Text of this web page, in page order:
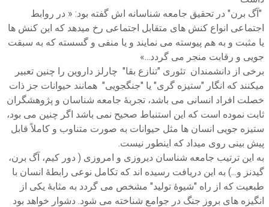
"آگ برن" در تحقیق جامعه شناسانه اش گفته بود: « در روابط
اجتماعی انواع کنش های متقابل اجتماعی رخ میدهد که این کنش ها
یا مثبت و به هم پیوسته می نمایند و یا منفی و گسسته که به سبقت
جویی و رقابت منجر می گردد...»
برخی از دانشمندان تئوری "تنازع بقا" چارلز داروین را چنین تعبیر
میکنند که انگار "ستیزه گری" یا "جنگجویی" همانند حیوانات جز ذات
خصلت افراد انسانی می باشد، تجربۀ جامعه شناسان و پژوهشگران
ثابت نموده است که این استنباط صحیح نمی باشد اگر چنین می بود،
ستیزه جویی انسان ها مثل حیوانات به صورت متناوب و کاملاً قابل
پیش بینی روی میداد که اینطور نیست.
به این ترتیب جامعه شناسان دیروزی و امروزی ( دور کیم، آگ برن،
گیدنز و...) به این دریافت رسیده اند که تکامل نوعی رابطۀ انسان با
طبعیت که از راه "شیوۀ تولید" مشخص می گردد به مثابۀ یکی از
انگیزه های بروز جنگ در جوامع شناخته می شود. دشوار خواهد بود